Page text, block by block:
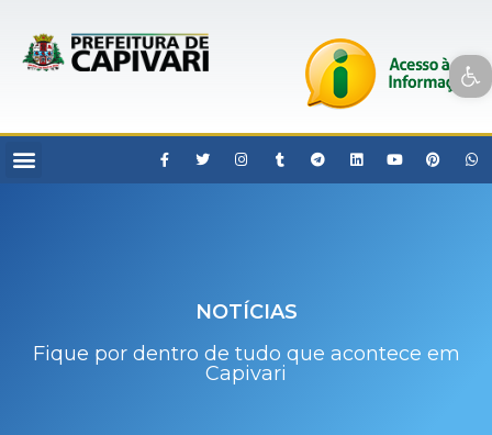
Open toolbar
NOTÍCIAS
Fique por dentro de tudo que acontece em
Capivari